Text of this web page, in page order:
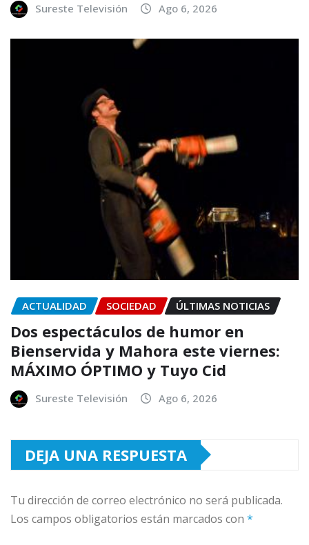
Sureste Televisión Ago 6, 2026
ACTUALIDAD SOCIEDAD ÚLTIMAS NOTICIAS
Dos espectáculos de humor en
Bienservida y Mahora este viernes:
MÁXIMO ÓPTIMO y Tuyo Cid
Sureste Televisión Ago 6, 2026
DEJA UNA RESPUESTA
Tu dirección de correo electrónico no será publicada.
Los campos obligatorios están marcados con *